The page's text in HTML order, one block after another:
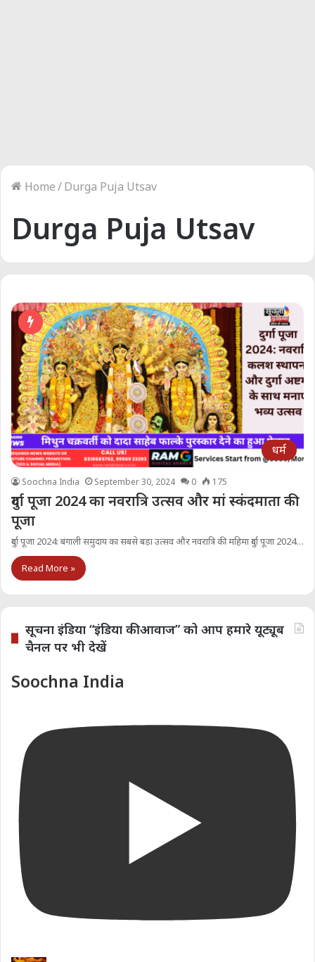
Home/Durga Puja Utsav
Durga Puja Utsav
धर्म
Soochna India September 30, 2024 0 175
दुर्गा पूजा 2024 का नवरात्रि उत्सव और मां स्कंदमाता की
पूजा
दुर्गा पूजा 2024: बंगाली समुदाय का सबसे बड़ा उत्सव और नवरात्रि की महिमा दुर्गा पूजा 2024…
Read More »
सूचना इंडिया “इंडिया की आवाज” को आप हमारे यूट्यूब
चैनल पर भी देखें
Soochna India